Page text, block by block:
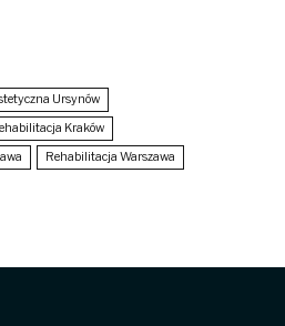
Ursynów
Kraków
Rehabilitacja Warszawa